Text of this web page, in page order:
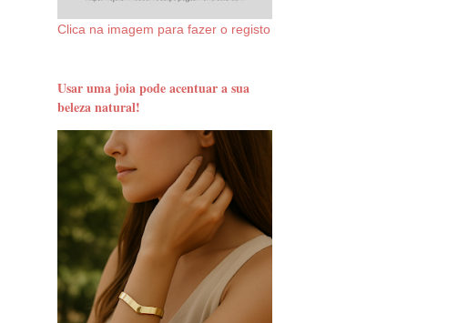
Clica na imagem para fazer o registo
Usar uma joia pode acentuar a sua
beleza natural!